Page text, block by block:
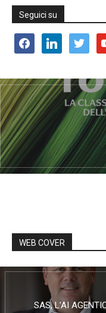
Seguici su
facebooklinkedin twitter
WEB COVER
SAS, L’AI